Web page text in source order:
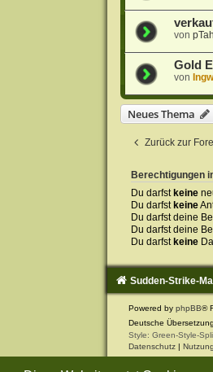
von pTah
Gold
von
Neues Thema
Zurück zur
Berechtigungen
Du darfst keine
Du darfst keine
Du darfst deine
Du darfst deine
Du darfst keine
Sudden-Strike-
Powered by phpBB®
Deutsche
Style: Green-Style-
Datenschutz |